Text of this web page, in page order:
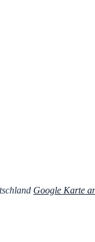
Google Karte